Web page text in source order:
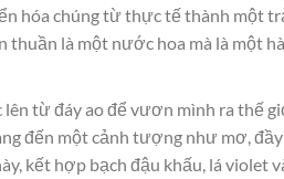
hóa chúng từ thực tế thành một
là một nước hoa mà là một
từ đáy ao để vươn mình ra thế
đến một cảnh tượng như mơ,
kết hợp bạch đậu khấu, lá violet